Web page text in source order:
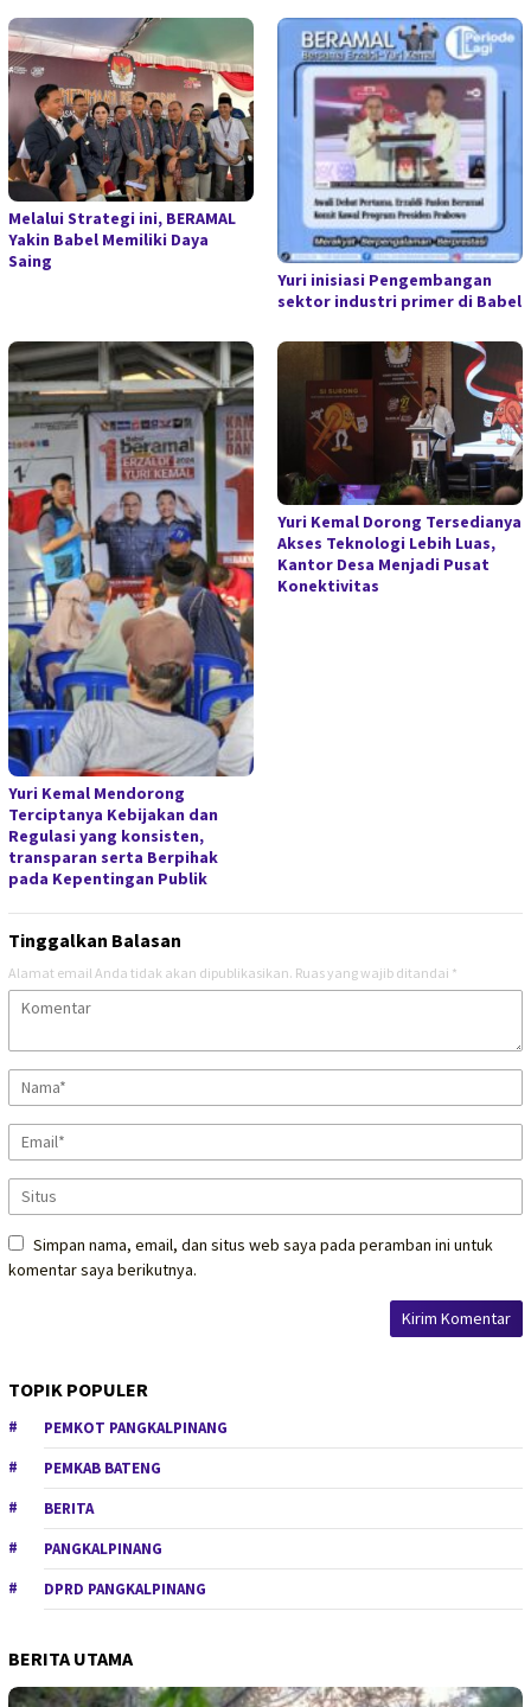
Melalui Strategi ini, BERAMAL
Yakin Babel Memiliki Daya
Saing
Yuri inisiasi Pengembangan
sektor industri primer di Babel
Yuri Kemal Mendorong
Terciptanya Kebijakan dan
Regulasi yang konsisten,
transparan serta Berpihak
pada Kepentingan Publik
Yuri Kemal Dorong Tersedianya
Akses Teknologi Lebih Luas,
Kantor Desa Menjadi Pusat
Konektivitas
Tinggalkan Balasan
Alamat email Anda tidak akan dipublikasikan. Ruas yang wajib ditandai *
Simpan nama, email, dan situs web saya pada peramban ini untuk
komentar saya berikutnya.
TOPIK POPULER
PEMKOT PANGKALPINANG
PEMKAB BATENG
BERITA
PANGKALPINANG
DPRD PANGKALPINANG
BERITA UTAMA